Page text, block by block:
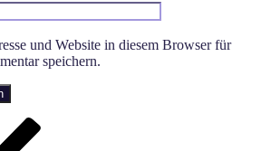
und Website in diesem Browser für
speichern.